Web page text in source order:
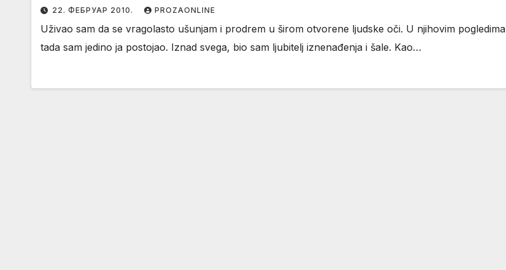
22. ФЕБРУАР 2010. PROZAONLINE
Uživao sam da se vragolasto ušunjam i prodrem u širom otvorene ljudske oči. U njihovim pogledima
tada sam jedino ja postojao. Iznad svega, bio sam ljubitelj iznenađenja i šale. Kao…